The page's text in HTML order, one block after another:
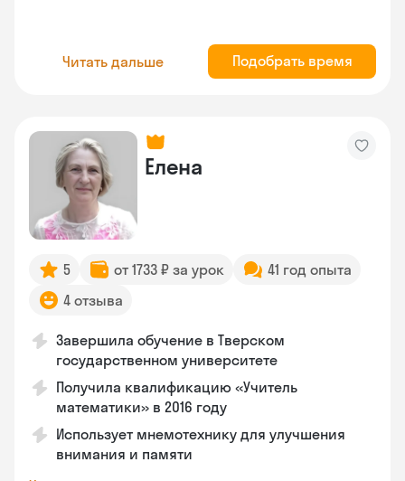
Читать дальше Подобрать время
Елена
5 от 1733 ₽ за урок
41 год опыта
4 отзыва
Завершила обучение в Тверском
государственном университете
Получила квалификацию «Учитель
математики» в 2016 году
Использует мнемотехнику для улучшения
внимания и памяти